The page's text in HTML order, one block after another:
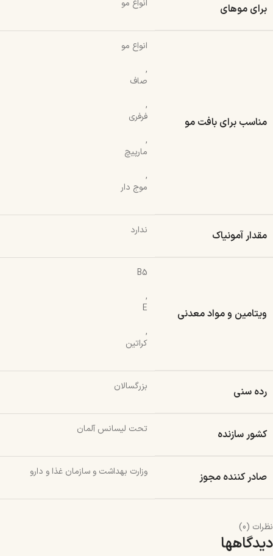
برای موهای انواع مو
مناسب برای بافت مو
انواع مو
,
صاف
,
فرفری
,
مارپیچ
,
موج دار
مقدار آمونیاک ندارد
ویتامین و مواد معدنی
B5
,
E
,
کراتین
رده سنی بزرگسالان
کشور سازنده تحت لیسانس آلمان
صادر کننده مجوز وزارت بهداشت و سازمان غذا و دارو
نظرات (0)
دیدگاهها